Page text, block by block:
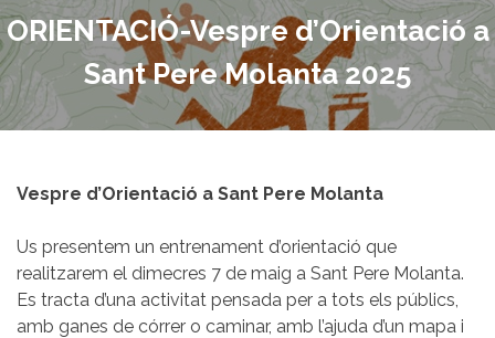
c
o
n
ORIENTACIÓ-Vespre d’Orientació a
Sant Pere Molanta 2025
Vespre d’Orientació a Sant Pere Molanta
Us presentem un entrenament d’orientació que
realitzarem el dimecres 7 de maig a Sant Pere Molanta.
Es tracta d’una activitat pensada per a tots els públics,
amb ganes de córrer o caminar, amb l’ajuda d’un mapa i